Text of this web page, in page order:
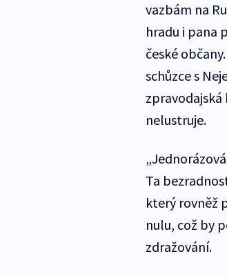
vazbám na
hradu i pana
české
schůzce s
zpravodajská
nelustruje.
Ta
který rovněž
nulu, což by
zdražování.